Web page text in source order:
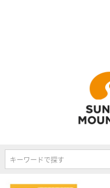
キーワードで探す